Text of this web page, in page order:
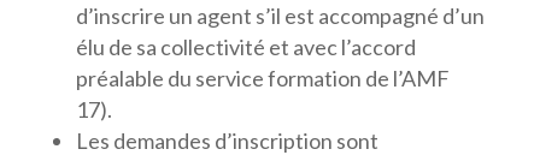
d’inscrire un agent s’il est accompagné d’un
élu de sa collectivité et avec l’accord
préalable du service formation de l’AMF
17).
Les demandes d’inscription sont